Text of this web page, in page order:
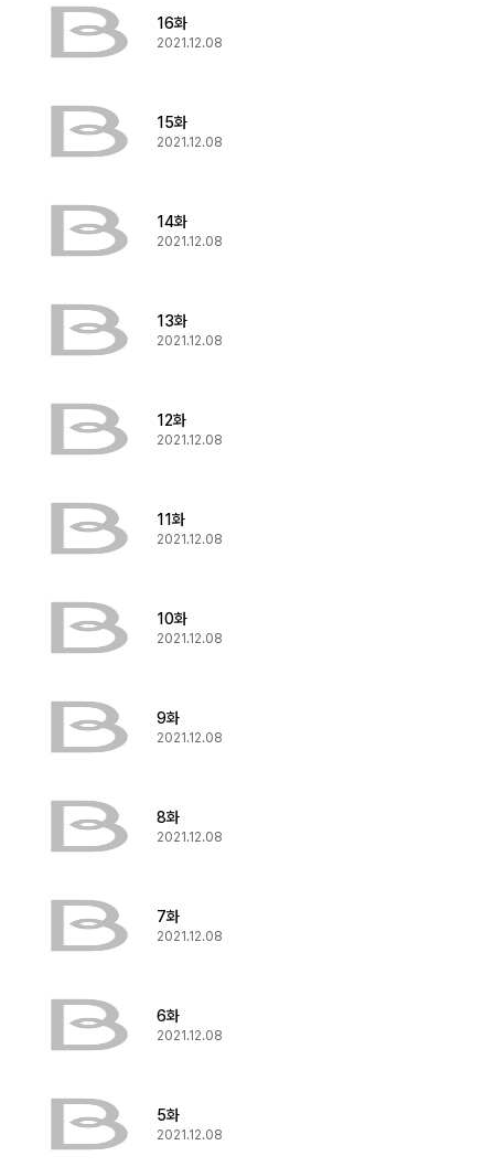
16화
2021.12.08
15화
2021.12.08
14화
2021.12.08
13화
2021.12.08
12화
2021.12.08
11화
2021.12.08
10화
2021.12.08
9화
2021.12.08
8화
2021.12.08
7화
2021.12.08
6화
2021.12.08
5화
2021.12.08